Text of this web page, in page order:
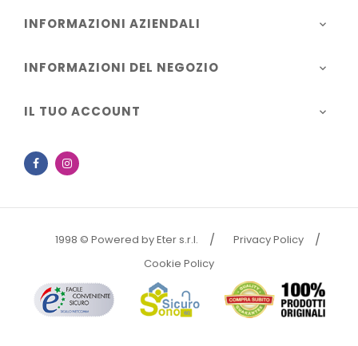
INFORMAZIONI AZIENDALI 
INFORMAZIONI DEL NEGOZIO 
IL TUO ACCOUNT 
Facebook
1998 © Powered by Eter s.r.l.
Privacy Policy
Cookie Policy